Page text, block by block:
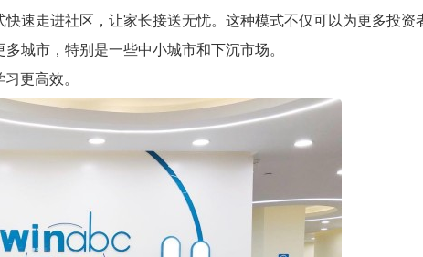
速走进社区，让家长接送无忧。这种模式不仅可以为更多投资
城市，特别是一些中小城市和下沉市场。
更高效。